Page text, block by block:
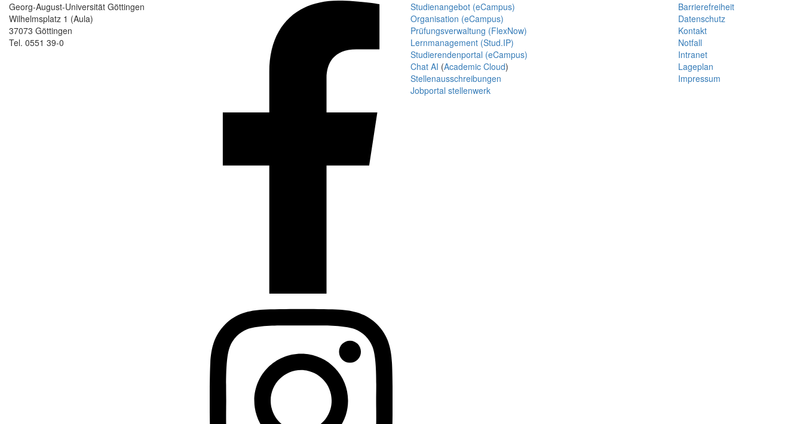
Georg-August-Universität Göttingen
Wilhelmsplatz 1 (Aula)
37073 Göttingen
Tel. 0551 39-0
Studienangebot (eCampus)
Organisation (eCampus)
Prüfungsverwaltung (FlexNow)
Lernmanagement (Stud.IP)
Studierendenportal (eCampus)
Chat AI (Academic Cloud)
Stellenausschreibungen
Jobportal stellenwerk
Barrierefreiheit
Datenschutz
Kontakt
Notfall
Intranet
Lageplan
Impressum